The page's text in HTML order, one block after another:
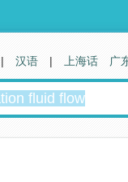
| 汉语 | 上海话 广